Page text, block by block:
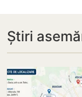
Știri